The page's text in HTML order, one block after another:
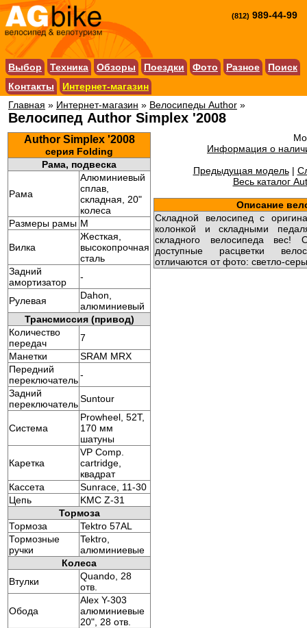
(812) 989-44-99
Выбор Техника Обзоры Поездки Фото Разное
Поиск
Контакты
Интернет-магазин
Главная » Интернет-магазин » Велосипеды Author »
Велосипед Author Simplex '2008
Author Simplex '2008
серия Folding
Рама, подвеска
Рама
Алюминиевый
сплав,
складная, 20"
колеса
Размеры рамы M
Вилка
Жесткая,
высокопрочная
сталь
Задний
амортизатор
-
Рулевая
Dahon,
алюминиевый
Трансмиссия (привод)
Количество
передач
7
Манетки
SRAM MRX
Передний
переключатель-
Задний
переключательSuntour
Система
Prowheel, 52T,
170 мм
шатуны
Каретка
VP Comp.
cartridge,
квадрат
Кассета
Sunrace, 11-30
Цепь
KMC Z-31
Тормоза
Тормоза
Tektro 57AL
Тормозные
ручки
Tektro,
алюминиевые
Колеса
Втулки
Quando, 28
отв.
Обода
Alex Y-303
алюминиевые
20", 28 отв.
Информация о
Предыдущая модель|
Весь каталог
Описание
Складной велосипед с
колонкой и складными
складного велосипеда вес!
доступные расцветки
отличаются от фото: светло-